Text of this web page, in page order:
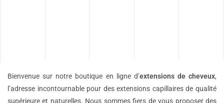
Bienvenue sur notre boutique en ligne d’extensions decheveux,
l’adresse incontournable pour des extensions capillaires de qualité
supérieure et naturelles. Nous sommes fiers de vous proposer des